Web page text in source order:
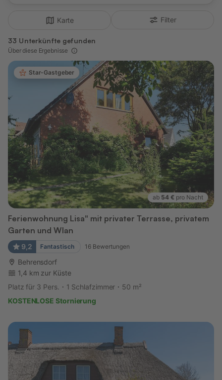
Karte Filter
33 Unterkünfte gefunden
Über diese Ergebnisse
Star-Gastgeber
ab 54 € pro Nacht
Ferienwohnung Lisa" mit privater Terrasse, privatem
Garten und Wlan
9,2 Fantastisch 16 Bewertungen
Behrensdorf
1,4 km zur Küste
Platz für 3 Pers.
1 Schlafzimmer
50 m²
KOSTENLOSE Stornierung